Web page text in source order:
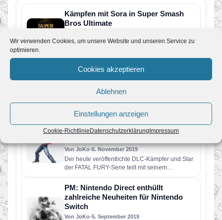
Wir verwenden Cookies, um unsere Website und unseren Service zu
optimieren.
Cookies akzeptieren
Ablehnen
Einstellungen anzeigen
Cookie-Richtlinie Datenschutzerklärung Impressum
Kämpfen mit Sora in Super Smash
Bros Ultimate
Der letzte Kampf beginnt! Sora aus KINGDOM
Kämpfer in Super…
Super Smash Bros. Ultimate:
Fighters Pass Vol. 2 angekündigt
20. Januar 2020
Noch mehr Kämpfer, Stages und Musiktitel
erscheinen als herunterladbare Zusatzinhalte für
Super Smash Bros. Ultimate! Mit dem Fighters…
PM: Super Smash Bros. Ultimate:
Von JoKo•6. November 2019
Der heute veröffentlichte DLC-Kämpfer und Star
der FATAL FURY-Serie teilt mit seinem
einzigartigen Kampfstil kräftig aus Terrys
Spielweise…
PM: Nintendo Direct enthüllt
zahlreiche Neuheiten für Nintendo
Switch
Von JoKo•5. September 2019